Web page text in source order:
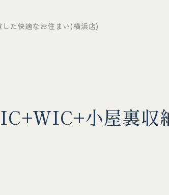
た快適なお住まい(横浜店)
小屋裏